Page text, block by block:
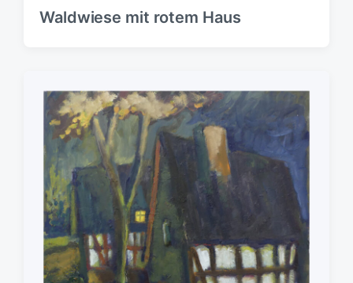
Waldwiese mit rotem Haus